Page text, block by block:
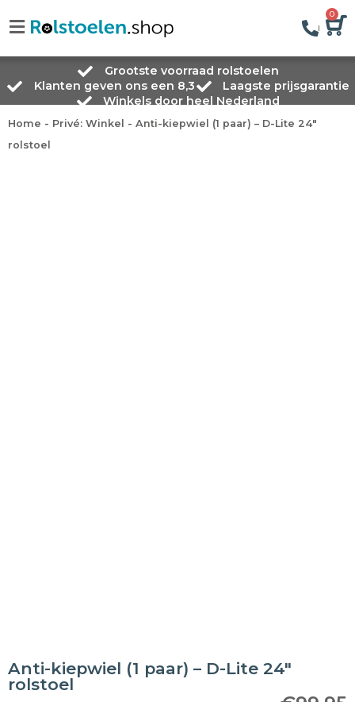
0
Grootste voorraad rolstoelen
Klanten geven ons een 8,3
Laagste prijsgarantie
Winkels door heel Nederland
Home - Privé: Winkel - Anti-kiepwiel (1 paar) – D-Lite 24″
rolstoel
Anti-kiepwiel (1 paar) – D-Lite 24″
rolstoel